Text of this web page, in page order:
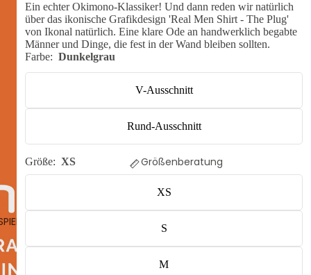
Ein echter Okimono-Klassiker! Und dann reden wir natürlich
über das ikonische Grafikdesign 'Real Men Shirt - The Plug'
von Ikonal natürlich. Eine klare Ode an handwerklich begabte
Männer und Dinge, die fest in der Wand bleiben sollten.
Farbe: Dunkelgrau
V-Ausschnitt
Rund-Ausschnitt
Größe: XS Größenberatung
XS
S
M